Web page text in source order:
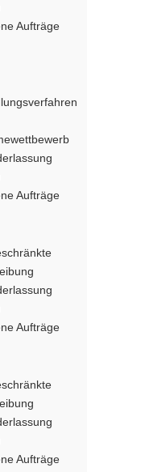
Aufträge
Aufträge
Aufträge
Aufträge